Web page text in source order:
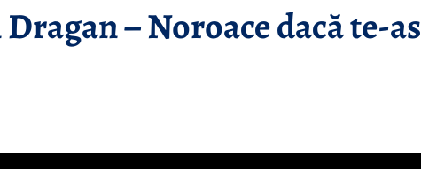
– Noroace dacă te-as